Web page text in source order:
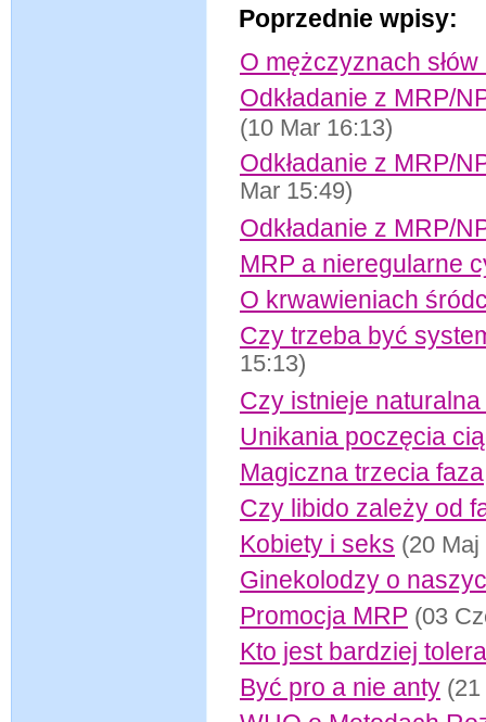
Poprzednie wpisy:
O mężczyznach słów
Odkładanie z MRP/
(10 Mar 16:13)
Odkładanie z MRP/
Mar 15:49)
Odkładanie z MRP/
MRP a nieregularne
O krwawieniach
Czy trzeba być
15:13)
Czy istnieje
Unikania poczęcia
Magiczna trzecia faza
Czy libido zależy od
Kobiety i seks (20 Maj
Ginekolodzy o
Promocja MRP (03
Kto jest bardziej
Być pro a nie anty